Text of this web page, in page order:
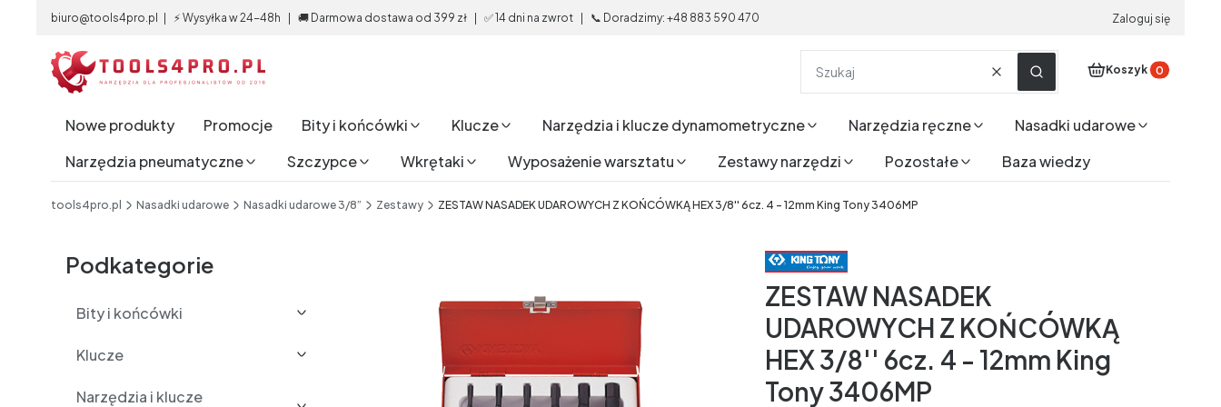
biuro@tools4pro.pl | ⚡ Wysyłka w 24-48h | 🚚 Darmowa dostawa od 399 zł | ✅ 14 dni na zwrot | 📞 Doradzimy: +48 883 590 470 Zaloguj się
WyczyśćSzukaj
Produkty w
Koszyk
Nowe produkty Promocje Bity i końcówki Klucze Narzędzia i klucze dynamometryczne Narzędzia ręczne
Nasadki udarowe
Narzędzia pneumatyczne
Szczypce Wkrętaki Wyposażenie warsztatu Zestawy narzędzi Pozostałe
Baza wiedzy
tools4pro.pl Nasadki udarowe Nasadki udarowe 3/8” Zestawy ZESTAW NASADEK UDAROWYCH Z KOŃCÓWKĄ HEX 3/8'' 6cz. 4 - 12mm King Tony 3406MP
Podkategorie
Bity i końcówki
Klucze
Narzędzia i klucze
ZESTAW NASADEK
UDAROWYCH Z KOŃCÓWKĄ
HEX 3/8'' 6cz. 4 - 12mm King
Tony 3406MP